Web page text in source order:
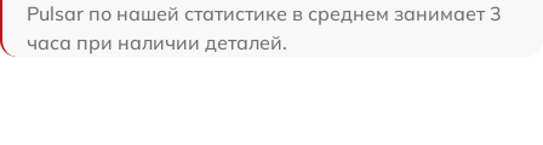
Pulsar по нашей статистике в среднем занимает 3
часа при наличии деталей.